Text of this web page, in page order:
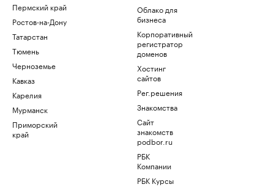
Пермский край
Ростов-на-Дону
Татарстан
Тюмень
Черноземье
Кавказ
Карелия
Мурманск
Приморский
край
Облако для
бизнеса
Корпоративный
регистратор
доменов
Хостинг
сайтов
Рег.решения
Знакомства
Сайт
знакомств
podbor.ru
РБК
Компании
РБК Курсы